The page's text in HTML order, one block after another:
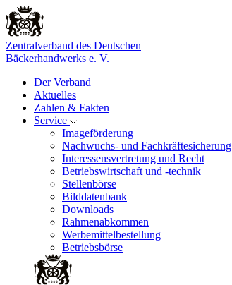
Zentralverband des Deutschen
Bäckerhandwerks e. V.
Der Verband
Aktuelles
Zahlen & Fakten
Service
Imageförderung
Nachwuchs- und Fachkräftesicherung
Interessensvertretung und Recht
Betriebswirtschaft und -technik
Stellenbörse
Bilddatenbank
Downloads
Rahmenabkommen
Werbemittelbestellung
Betriebsbörse